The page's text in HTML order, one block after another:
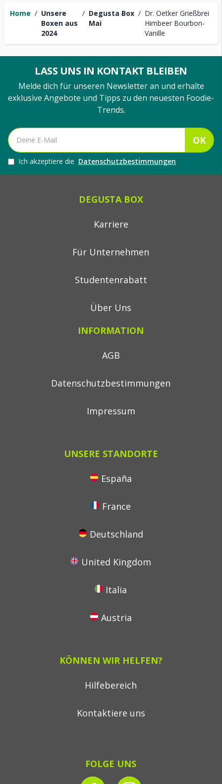
Home / Unsere
Boxen aus
2024
/ Degusta Box
Mai
/ Dr. Oetker Grießbrei
Himbeer Bourbon-
Vanille
LASS UNS IN KONTAKT BLEIBEN
Melde dich für unseren Newsletter an und erhalte
exklusive Angebote und Tipps zu den neuesten Foodie-
Trends.
OK
Ich akzeptiere die Datenschutzbestimmungen
DEGUSTA BOX
Karriere
Für Unternehmen
Studentenrabatt
Über Uns
INFORMATION
AGB
Datenschutzbestimmungen
Impressum
UNSERE STANDORTE
España
France
Deutschland
United Kingdom
Italia
Austria
KÖNNEN WIR HELFEN?
Hilfebereich
Kontaktiere uns
FOLGE UNS